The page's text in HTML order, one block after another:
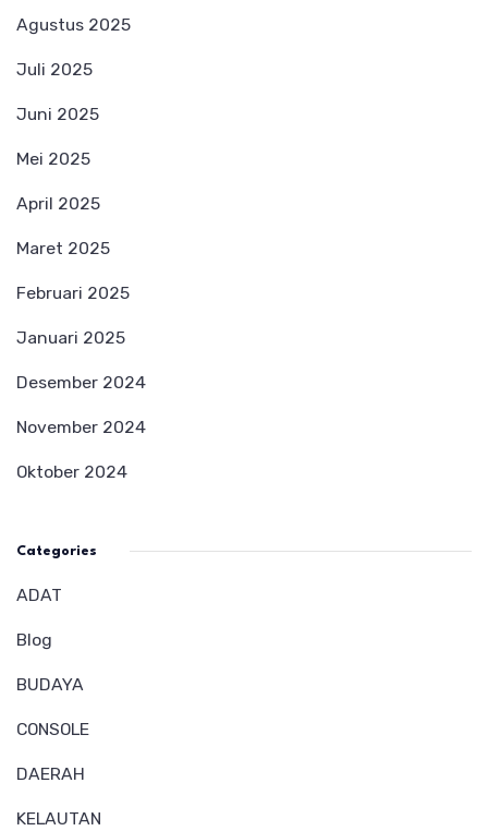
Agustus 2025
Juli 2025
Juni 2025
Mei 2025
April 2025
Maret 2025
Februari 2025
Januari 2025
Desember 2024
November 2024
Oktober 2024
Categories
ADAT
Blog
BUDAYA
CONSOLE
DAERAH
KELAUTAN